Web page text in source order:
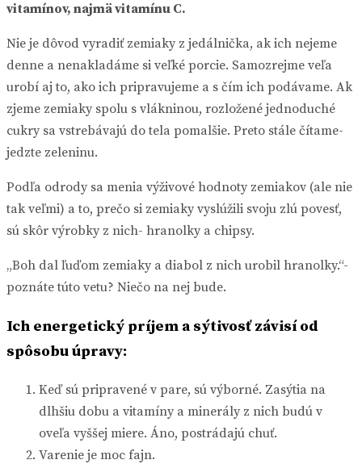
vitamínov, najmä vitamínu C.
Nie je dôvod vyradiť zemiaky z jedálnička, ak ich nejeme
denne a nenakladáme si veľké porcie. Samozrejme veľa
urobí aj to, ako ich pripravujeme a s čím ich podávame. Ak
zjeme zemiaky spolu s vlákninou, rozložené jednoduché
cukry sa vstrebávajú do tela pomalšie. Preto stále čítame-
jedzte zeleninu.
Podľa odrody sa menia výživové hodnoty zemiakov (ale nie
tak veľmi) a to, prečo si zemiaky vyslúžili svoju zlú povesť,
sú skôr výrobky z nich- hranolky a chipsy.
„Boh dal ľuďom zemiaky a diabol z nich urobil hranolky.“-
poznáte túto vetu? Niečo na nej bude.
Ich energetický príjem a sýtivosť závisí od
spôsobu úpravy:
Keď sú pripravené v pare, sú výborné. Zasýtia na
dlhšiu dobu a vitamíny a minerály z nich budú v
oveľa vyššej miere. Áno, postrádajú chuť.
Varenie je moc fajn.